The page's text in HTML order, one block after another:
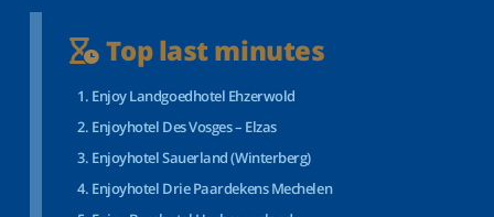
Top last minutes
Enjoy Landgoedhotel Ehzerwold
Enjoyhotel Des Vosges – Elzas
Enjoyhotel Sauerland (Winterberg)
Enjoyhotel Drie Paardekens Mechelen